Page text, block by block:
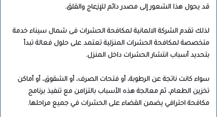
قد يحول هذا الشعور إلى مصدر دائم للإزعاج والقلق.
لذلك تقدم الشركة الالمانية لمكافحة الحشرات فى شمال سيناء خدمة
متخصصة لمكافحة الحشرات المنزلية تعتمد على حلول فعالة تبدأ
بتحديد أسباب انتشار الحشرات داخل المنزل.
سواء كانت ناتجة عن الرطوبة، أو فتحات الصرف، أو الشقوق، أو أماكن
تخزين الطعام، ثم معالجة هذه الأسباب بالتزامن مع تنفيذ برنامج
مكافحة احترافي يضمن القضاء على الحشرات في جميع مراحلها.